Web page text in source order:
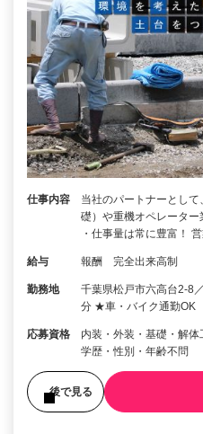
仕事内容
当社のパートナーとし
礎）や重機オペレーター
・仕事量は常に豊富！
給与 報酬 完全出来高制
勤務地
千葉県松戸市六高台2-8
分 ★車・バイク通勤OK
応募資格
内装・外装・基礎・解
学歴・性別・年齢不問
後で見る